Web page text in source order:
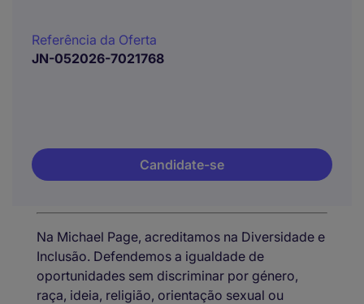
Referência da Oferta
JN-052026-7021768
Candidate-se
Na Michael Page, acreditamos na Diversidade e
Inclusão. Defendemos a igualdade de
oportunidades sem discriminar por género,
raça, ideia, religião, orientação sexual ou